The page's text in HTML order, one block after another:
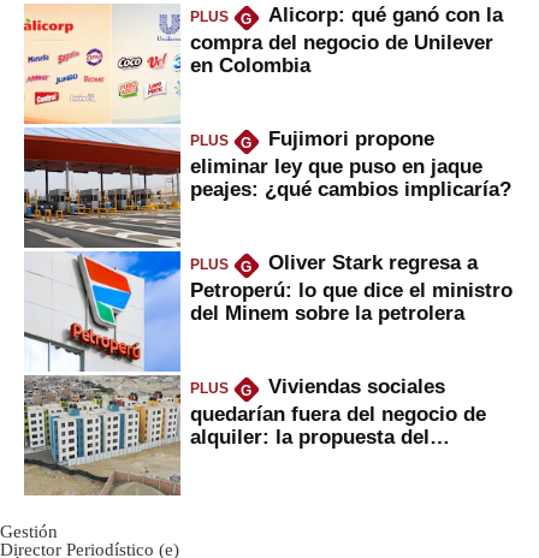
PLUS G
Alicorp: qué ganó con la
compra del negocio de Unilever
en Colombia
PLUS G
Fujimori propone
eliminar ley que puso en jaque
peajes: ¿qué cambios implicaría?
PLUS G
Oliver Stark regresa a
Petroperú: lo que dice el ministro
del Minem sobre la petrolera
PLUS G
Viviendas sociales
quedarían fuera del negocio de
alquiler: la propuesta del
Gestión
Director Periodístico (e)